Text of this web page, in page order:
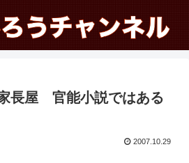
長屋 官能小説ではある
2007.10.29